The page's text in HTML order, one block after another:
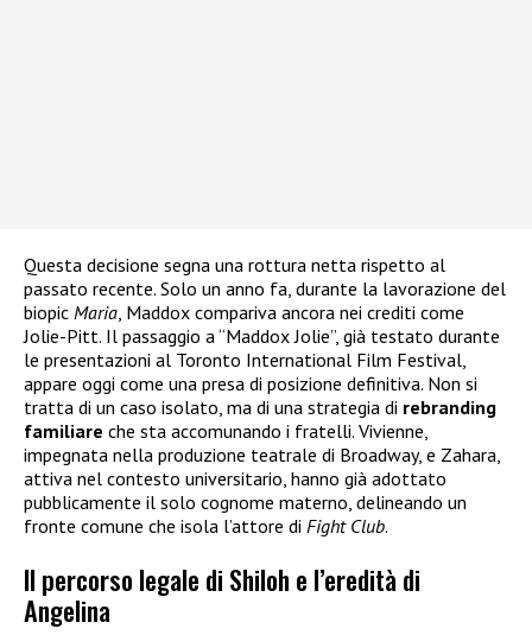
Questa decisione segna una rottura netta rispetto al
passato recente. Solo un anno fa, durante la lavorazione del
biopic Maria, Maddox compariva ancora nei crediti come
Jolie-Pitt. Il passaggio a “Maddox Jolie”, già testato durante
le presentazioni al Toronto International Film Festival,
appare oggi come una presa di posizione definitiva. Non si
tratta di un caso isolato, ma di una strategia di rebranding
familiare che sta accomunando i fratelli. Vivienne,
impegnata nella produzione teatrale di Broadway, e Zahara,
attiva nel contesto universitario, hanno già adottato
pubblicamente il solo cognome materno, delineando un
fronte comune che isola l’attore di Fight Club.
Il percorso legale di Shiloh e l’eredità di
Angelina